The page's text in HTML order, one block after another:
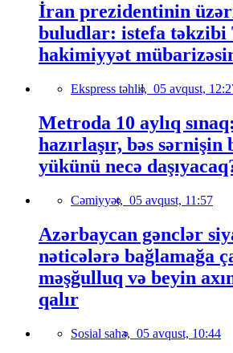
İran prezidentinin
buludlar: istefa təkzibi
hakimiyyət
Ekspress təhlil, 05 avqust,
Metroda 10 aylıq
hazırlaşır, bəs sərnişin
yükünü necə
Cəmiyyət, 05 avqust, 11:57
Azərbaycan gənclər
nəticələrə bağlamağa
məşğulluq və beyin
qalır
Sosial sahə, 05 avqust, 10:44